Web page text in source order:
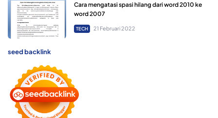
Cara mengatasi spasi hilang dari word 2010 ke
word 2007
TECH 21 Februari 2022
seed backlink